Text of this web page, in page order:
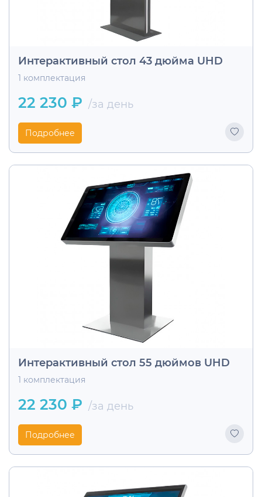
Интерактивный стол 43 дюйма UHD
1 комплектация
22 230 ₽ /за день
Подробнее
Интерактивный стол 55 дюймов UHD
1 комплектация
22 230 ₽ /за день
Подробнее